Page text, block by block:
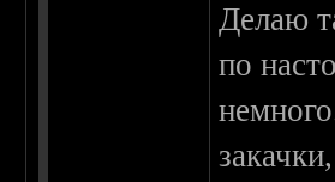
Делаю
по